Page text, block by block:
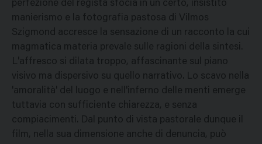
perfezione del regista sfocia in un certo, insistito
manierismo e la fotografia pastosa di Vilmos
Szigmond accresce la sensazione di un racconto la cui
magmatica materia prevale sulle ragioni della sintesi.
L'affresco si dilata troppo, affascinante sul piano
visivo ma dispersivo su quello narrativo. Lo scavo nella
'amoralità' del luogo e nell'inferno delle menti emerge
tuttavia con sufficiente chiarezza, e senza
compiacimenti. Dal punto di vista pastorale dunque il
film, nella sua dimensione anche di denuncia, può